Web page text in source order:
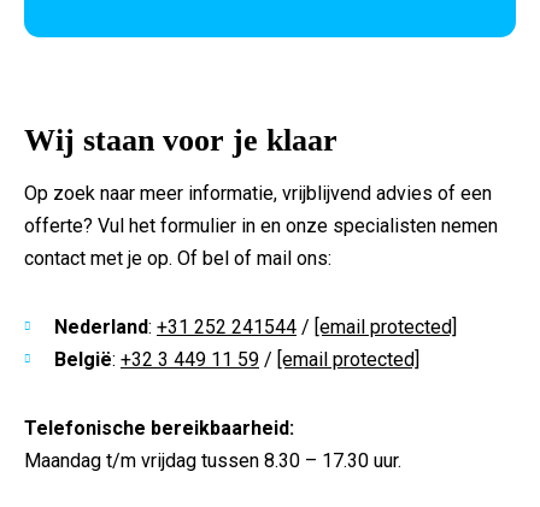
Wij staan voor je klaar
Op zoek naar meer informatie, vrijblijvend advies of een
offerte? Vul het formulier in en onze specialisten nemen
contact met je op. Of bel of mail ons:
Nederland: +31 252 241544 / [email protected]
België: +32 3 449 11 59 / [email protected]
Telefonische bereikbaarheid:
Maandag t/m vrijdag tussen 8.30 – 17.30 uur.